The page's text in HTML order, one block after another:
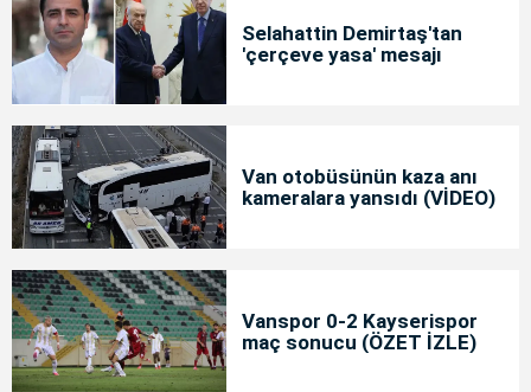
Selahattin Demirtaş'tan
'çerçeve yasa' mesajı
Van otobüsünün kaza anı
kameralara yansıdı (VİDEO)
Vanspor 0-2 Kayserispor
maç sonucu (ÖZET İZLE)